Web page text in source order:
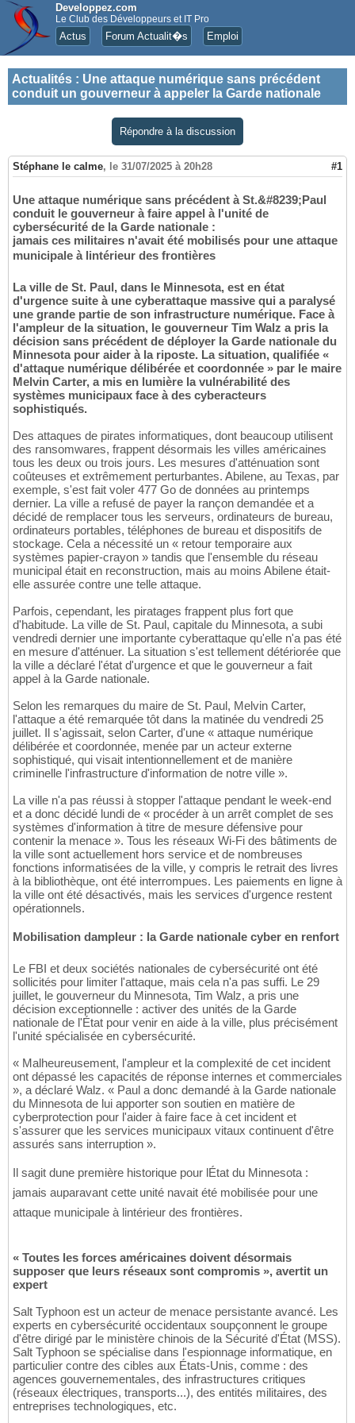
Developpez.com
Le Club des Développeurs et IT Pro
Actus Forum Actualit�s Emploi
Actualités : Une attaque numérique sans précédent
conduit un gouverneur à appeler la Garde nationale
Répondre à la discussion
Stéphane le calme, le 31/07/2025 à 20h28 #1
Une attaque numérique sans précédent à St.&#8239;Paul
conduit le gouverneur à faire appel à l'unité de
cybersécurité de la Garde nationale :
jamais ces militaires n'avait été mobilisés pour une attaque
municipale à lintérieur des frontières
La ville de St. Paul, dans le Minnesota, est en état
d'urgence suite à une cyberattaque massive qui a paralysé
une grande partie de son infrastructure numérique. Face à
l'ampleur de la situation, le gouverneur Tim Walz a pris la
décision sans précédent de déployer la Garde nationale du
Minnesota pour aider à la riposte. La situation, qualifiée «
d'attaque numérique délibérée et coordonnée » par le maire
Melvin Carter, a mis en lumière la vulnérabilité des
systèmes municipaux face à des cyberacteurs
sophistiqués.
Des attaques de pirates informatiques, dont beaucoup utilisent
des ransomwares, frappent désormais les villes américaines
tous les deux ou trois jours. Les mesures d'atténuation sont
coûteuses et extrêmement perturbantes. Abilene, au Texas, par
exemple, s'est fait voler 477 Go de données au printemps
dernier. La ville a refusé de payer la rançon demandée et a
décidé de remplacer tous les serveurs, ordinateurs de bureau,
ordinateurs portables, téléphones de bureau et dispositifs de
stockage. Cela a nécessité un « retour temporaire aux
systèmes papier-crayon » tandis que l'ensemble du réseau
municipal était en reconstruction, mais au moins Abilene était-
elle assurée contre une telle attaque.
Parfois, cependant, les piratages frappent plus fort que
d'habitude. La ville de St. Paul, capitale du Minnesota, a subi
vendredi dernier une importante cyberattaque qu'elle n'a pas été
en mesure d'atténuer. La situation s'est tellement détériorée que
la ville a déclaré l'état d'urgence et que le gouverneur a fait
appel à la Garde nationale.
Selon les remarques du maire de St. Paul, Melvin Carter,
l'attaque a été remarquée tôt dans la matinée du vendredi 25
juillet. Il s'agissait, selon Carter, d'une « attaque numérique
délibérée et coordonnée, menée par un acteur externe
sophistiqué, qui visait intentionnellement et de manière
criminelle l'infrastructure d'information de notre ville ».
La ville n'a pas réussi à stopper l'attaque pendant le week-end
et a donc décidé lundi de « procéder à un arrêt complet de ses
systèmes d'information à titre de mesure défensive pour
contenir la menace ». Tous les réseaux Wi-Fi des bâtiments de
la ville sont actuellement hors service et de nombreuses
fonctions informatisées de la ville, y compris le retrait des livres
à la bibliothèque, ont été interrompues. Les paiements en ligne à
la ville ont été désactivés, mais les services d'urgence restent
opérationnels.
Mobilisation dampleur : la Garde nationale cyber en renfort
Le FBI et deux sociétés nationales de cybersécurité ont été
sollicités pour limiter l'attaque, mais cela n'a pas suffi. Le 29
juillet, le gouverneur du Minnesota, Tim Walz, a pris une
décision exceptionnelle : activer des unités de la Garde
nationale de l'État pour venir en aide à la ville, plus précisément
l'unité spécialisée en cybersécurité.
« Malheureusement, l'ampleur et la complexité de cet incident
ont dépassé les capacités de réponse internes et commerciales
», a déclaré Walz. « Paul a donc demandé à la Garde nationale
du Minnesota de lui apporter son soutien en matière de
cyberprotection pour l'aider à faire face à cet incident et
s'assurer que les services municipaux vitaux continuent d'être
assurés sans interruption ».
Il sagit dune première historique pour lÉtat du Minnesota :
jamais auparavant cette unité navait été mobilisée pour une
attaque municipale à lintérieur des frontières.
« Toutes les forces américaines doivent désormais
supposer que leurs réseaux sont compromis », avertit un
expert
Salt Typhoon est un acteur de menace persistante avancé. Les
experts en cybersécurité occidentaux soupçonnent le groupe
d'être dirigé par le ministère chinois de la Sécurité d'État (MSS).
Salt Typhoon se spécialise dans l'espionnage informatique, en
particulier contre des cibles aux États-Unis, comme : des
agences gouvernementales, des infrastructures critiques
(réseaux électriques, transports...), des entités militaires, des
entreprises technologiques, etc.